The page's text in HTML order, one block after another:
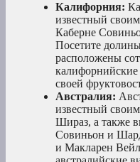
Калифорния:
известный
Каберне
Посетите
расположены
своей
Австралия:
известный
Шираз, а также
Совиньон и
и Макларен